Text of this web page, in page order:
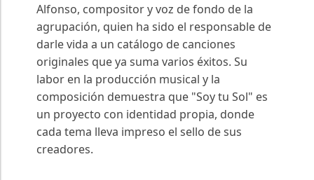
Alfonso, compositor y voz de fondo de la
agrupación, quien ha sido el responsable de
darle vida a un catálogo de canciones
originales que ya suma varios éxitos. Su
labor en la producción musical y la
composición demuestra que "Soy tu Sol" es
un proyecto con identidad propia, donde
cada tema lleva impreso el sello de sus
creadores.